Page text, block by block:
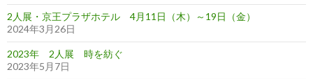
2人展・京王プラザホテル 4月11日（木）～19日（金）
2024年3月26日
2023年 2人展 時を紡ぐ
2023年5月7日